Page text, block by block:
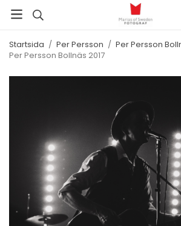
Startsida / Per Persson / Per Persson
Per Persson Bollnäs 2017